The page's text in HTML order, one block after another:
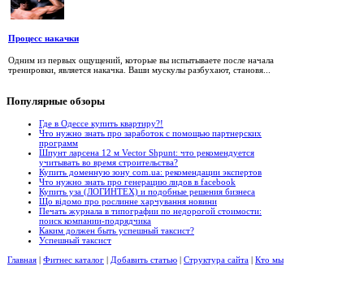
Процесс накачки
Одним из первых ощущений, которые вы испытываете после начала
тренировки, является накачка. Ваши мускулы разбухают, становя...
Популярные обзоры
Где в Одессе купить квартиру?!
Что нужно знать про заработок с помощью партнерских
программ
Шпунт ларсена 12 м Vector Shpunt: что рекомендуется
учитывать во время строительства?
Купить доменную зону com.ua: рекомендации экспертов
Что нужно знать про генерацию лидов в facebook
Купить уза (ЛОГИНТЕХ) и подобные решения бизнеса
Що відомо про рослинне харчування новини
Печать журнала в типографии по недорогой стоимости:
поиск компании-подрядчика
Каким должен быть успешный таксист?
Успешный таксист
Главная | Фитнес каталог | Добавить статью | Структура сайта | Кто мы